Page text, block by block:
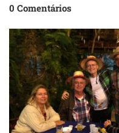
0 Comentários